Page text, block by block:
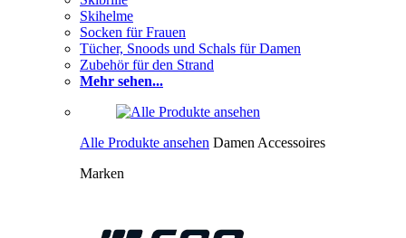
Skihelme
Socken für Frauen
Tücher, Snoods und Schals für Damen
Zubehör für den Strand
Mehr sehen...
Alle Produkte ansehen Damen Accessoires
Marken